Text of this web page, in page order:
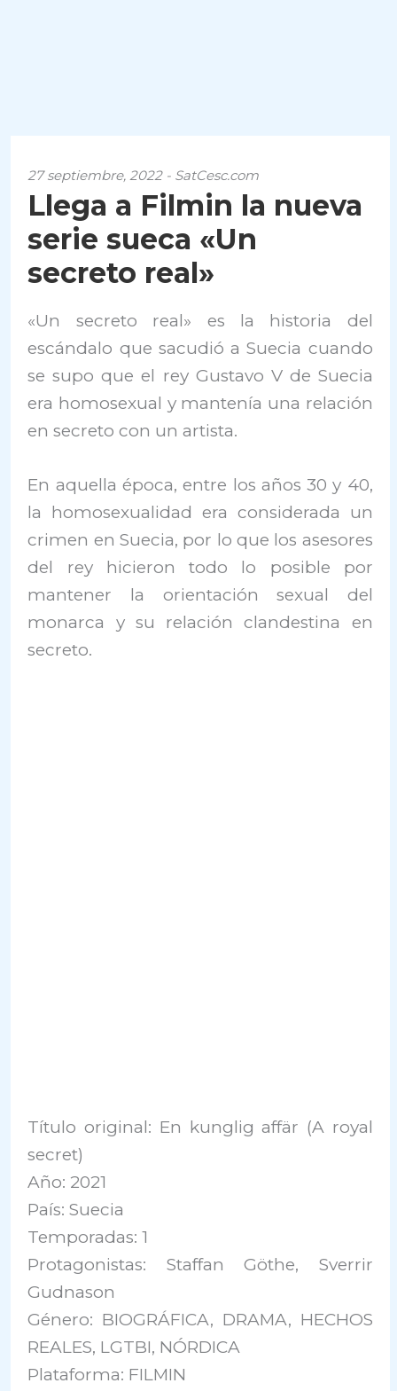
27 septiembre, 2022 - SatCesc.com
Llega a Filmin la nueva
serie sueca «Un
secreto real»
«Un secreto real» es la historia del
escándalo que sacudió a Suecia cuando
se supo que el rey Gustavo V de Suecia
era homosexual y mantenía una relación
en secreto con un artista.
En aquella época, entre los años 30 y 40,
la homosexualidad era considerada un
crimen en Suecia, por lo que los asesores
del rey hicieron todo lo posible por
mantener la orientación sexual del
monarca y su relación clandestina en
secreto.
Título original: En kunglig affär (A royal
secret)
Año: 2021
País: Suecia
Temporadas: 1
Protagonistas: Staffan Göthe, Sverrir
Gudnason
Género: BIOGRÁFICA, DRAMA, HECHOS
REALES, LGTBI, NÓRDICA
Plataforma: FILMIN